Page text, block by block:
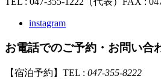
instagram
お電話でのご予約・お問い合
【宿泊予約】TEL : 047-355-8222